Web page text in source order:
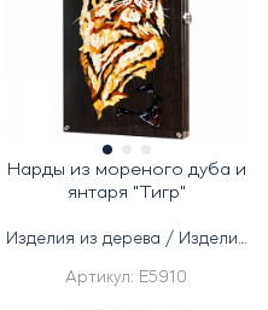
Нарды из мореного дуба и
янтаря "Тигр"
Изделия из дерева / Изделия
Артикул: E5910